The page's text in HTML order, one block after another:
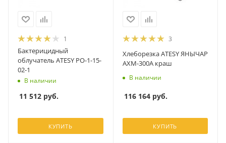
1
Бактерицидный
облучатель ATESY РО-1-15-
02-1
В наличии
11 512 руб.
КУПИТЬ
3
Хлеборезка ATESY ЯНЫЧАР
АХМ-300А краш
В наличии
116 164руб.
КУПИТЬ